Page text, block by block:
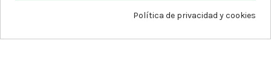
esmalte y pavé de circonitas cúbicas, agregando un toque de brillo y
Personaliza tu Colección de Charms Pandora
Política de privacidad y cookies